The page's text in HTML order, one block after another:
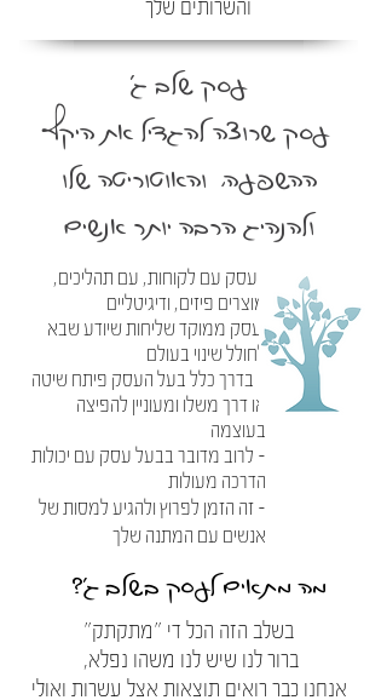
-עסק עם לקוחות, עם תהליכים,
מוצרים פיזים, ודיגיטליים
עסק ממוקד שליחות שיודע שבא
לחולל שינוי בעולם
- בדרך כלל בעל העסק פיתח שיטה
או דרך משלו ומעוניין להפיצה
בעוצמה
- לרוב מדובר בבעל עסק עם יכולות
הדרכה מעולות
- זה הזמן לפרוץ ולהגיע למסות של
אנשים עם המתנה שלך
עסק שלב ג'
עסק שרוצה להגדיל את היקף
ההשפעה, והאוטוריטה שלו
ולהנהיג הרבה יותר אנשים
והשרותים שלך
מה מתאים לעסק בשלב ג'?
בשלב הזה הכל די "מתקתק"
ברור לנו שיש לנו משהו נפלא,
אנחנו כבר רואים תוצאות אצל עשרות ואולי